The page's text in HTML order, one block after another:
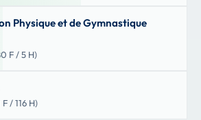
Physique et de Gymnastique
F / 5 H)
/ 116 H)